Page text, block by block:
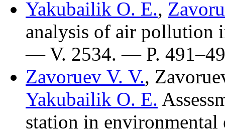
Yakubailik O. E.,
analysis of air pollution
— V. 2534. — P. 4
Zavoruev V. V.,
Yakubailik O. E.
station in environmental